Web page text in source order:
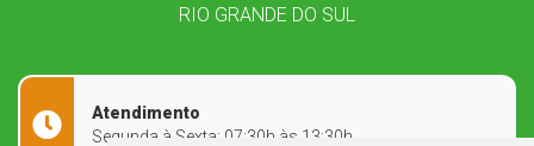
RIO GRANDE DO SUL
Atendimento
Segunda à Sexta: 07:30h às 13:30h